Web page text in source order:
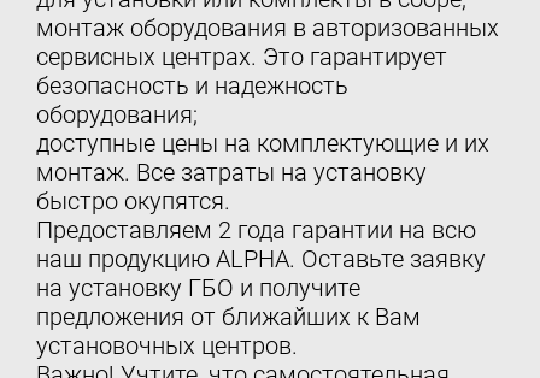
монтаж оборудования в авторизованных
сервисных центрах. Это гарантирует
безопасность и надежность
оборудования;
доступные цены на комплектующие и их
монтаж. Все затраты на установку
быстро окупятся.
Предоставляем 2 года гарантии на всю
наш продукцию ALPHA. Оставьте заявку
на установку ГБО и получите
предложения от ближайших к Вам
установочных центров.